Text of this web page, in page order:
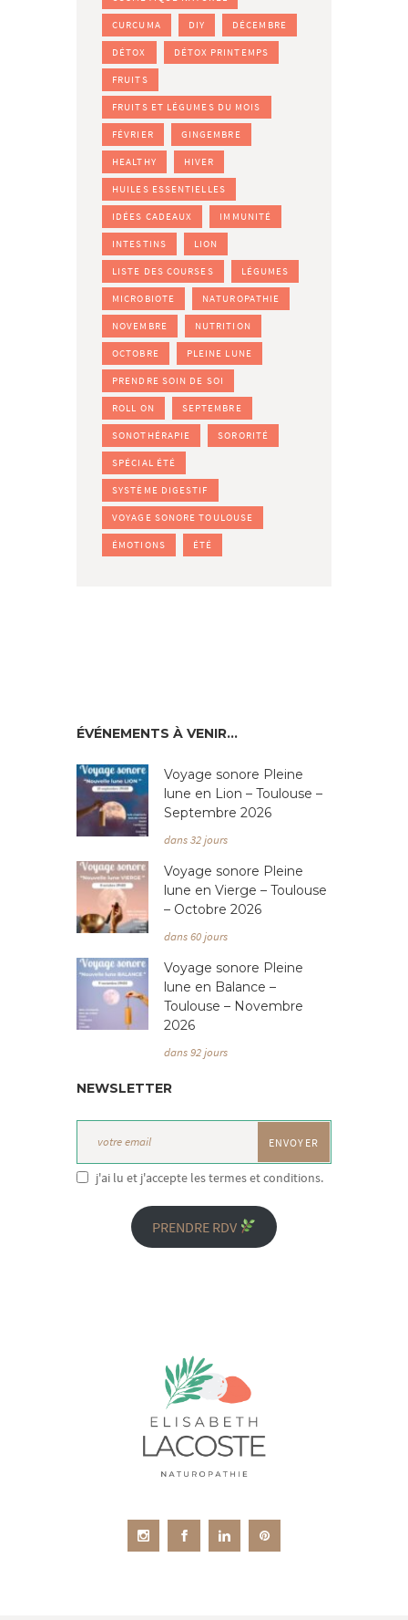
CURCUMA DIY DÉCEMBRE
DÉTOX DÉTOX PRINTEMPS
FRUITS
FRUITS ET LÉGUMES DU MOIS
FÉVRIER GINGEMBRE
HEALTHY HIVER
HUILES ESSENTIELLES
IDÉES CADEAUX IMMUNITÉ
INTESTINS LION
LISTE DES COURSES LÉGUMES
MICROBIOTE NATUROPATHIE
NOVEMBRE NUTRITION
OCTOBRE PLEINE LUNE
PRENDRE SOIN DE SOI
ROLL ON SEPTEMBRE
SONOTHÉRAPIE SORORITÉ
SPÉCIAL ÉTÉ
SYSTÈME DIGESTIF
VOYAGE SONORE TOULOUSE
ÉMOTIONS ÉTÉ
ÉVÉNEMENTS À VENIR…
Voyage sonore Pleine
lune en Lion – Toulouse –
Septembre 2026
dans 32 jours
Voyage sonore Pleine
lune en Vierge – Toulouse
– Octobre 2026
dans 60 jours
Voyage sonore Pleine
lune en Balance –
Toulouse – Novembre
2026
dans 92 jours
NEWSLETTER
j'ai lu et j'accepte les termes et conditions.
PRENDRE RDV